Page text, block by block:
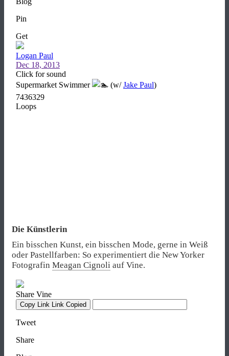
Die Künstlerin
Ein bisschen Kunst, ein bisschen Mode, gerne in Weiß
oder Pastellfarben: So experimentiert die New Yorker
Fotografin Meagan Cignoli auf Vine.